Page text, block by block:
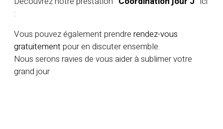
:
Vous pouvez également prendre rendez-vous
gratuitement pour en discuter ensemble.
Nous serons ravies de vous aider à sublimer votre
grand jour